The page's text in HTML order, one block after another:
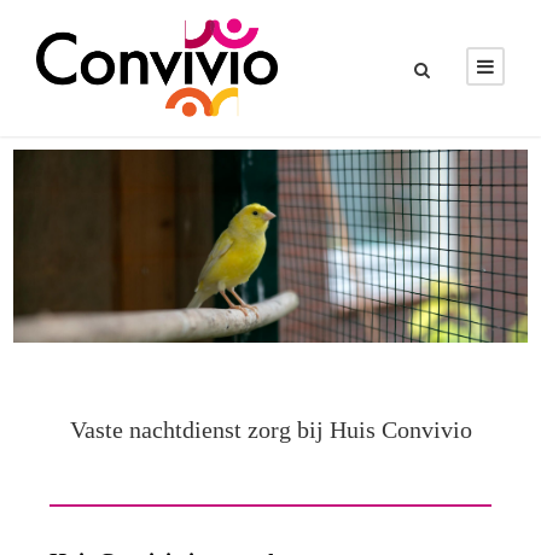
Vaste nachtdienst zorg bij Huis Convivio